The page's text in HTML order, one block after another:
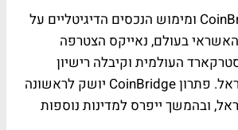
לצורך השקת CoinBridge ומימוש הנכסים הדיגיטליים על
בעולם, נאייקס הצטרפה
העולמית וקיבלה רישיון
הנפקה ראשון בישראל. פתרון CoinBridge יושק לראשונה
ובהמשך ייפרס למדינות נוספות